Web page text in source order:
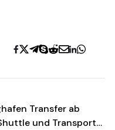
Transfer ab
und Transport